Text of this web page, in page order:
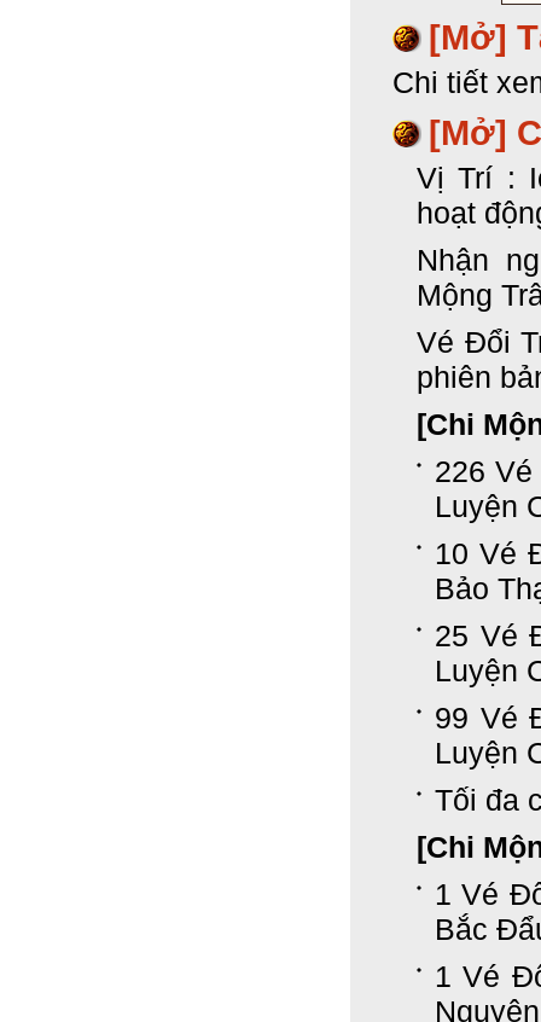
[Mở]
Chi tiết
[Mở]
Vị Trí :
hoạt
Nhận
Mộng
Vé Đổi
phiên
[Chi
226
Luyện
10 Vé
Bảo
25 Vé
Luyện
99 Vé
Luyện
Tối đa
[Chi
1 Vé
Bắc
1 Vé